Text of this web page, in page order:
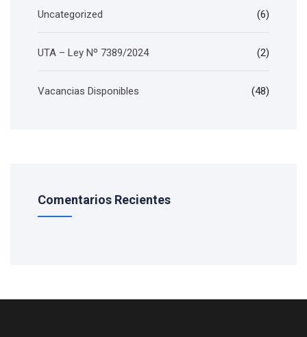
Uncategorized (6)
UTA – Ley Nº 7389/2024 (2)
Vacancias Disponibles (48)
Comentarios Recientes